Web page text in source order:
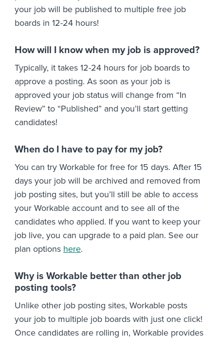
your job will be published to multiple free job
boards in 12-24 hours!
How will I know when my job is approved?
Typically, it takes 12-24 hours for job boards to
approve a posting. As soon as your job is
approved your job status will change from “In
Review” to “Published” and you’ll start getting
candidates!
When do I have to pay for my job?
You can try Workable for free for 15 days. After 15
days your job will be archived and removed from
job posting sites, but you’ll still be able to access
your Workable account and to see all of the
candidates who applied. If you want to keep your
job live, you can upgrade to a paid plan. See our
plan options here.
Why is Workable better than other job
posting tools?
Unlike other job posting sites, Workable posts
your job to multiple job boards with just one click!
Once candidates are rolling in, Workable provides